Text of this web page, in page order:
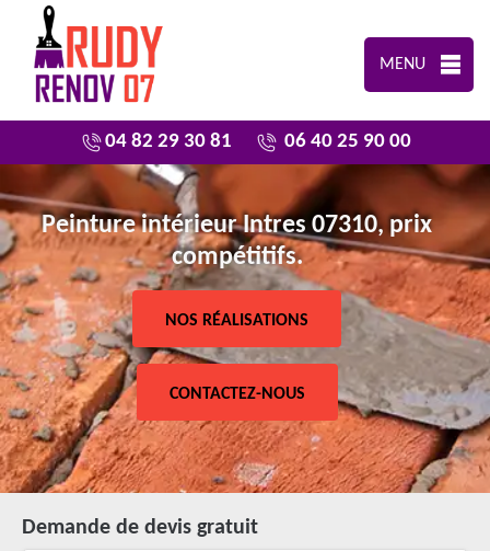
MENU
04 82 29 30 81 06 40 25 90 00
Peinture intérieur Intres 07310, prix
compétitifs.
NOS RÉALISATIONS
CONTACTEZ-NOUS
Demande de devis gratuit